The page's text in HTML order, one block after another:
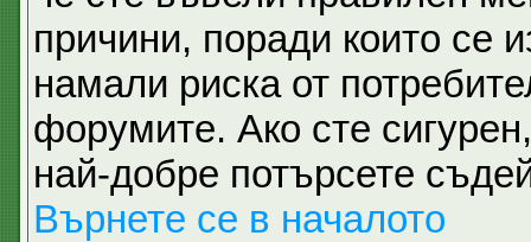
причини, поради които се
намали риска от
форумите. Ако сте
най-добре потърсете
Върнете се в началото